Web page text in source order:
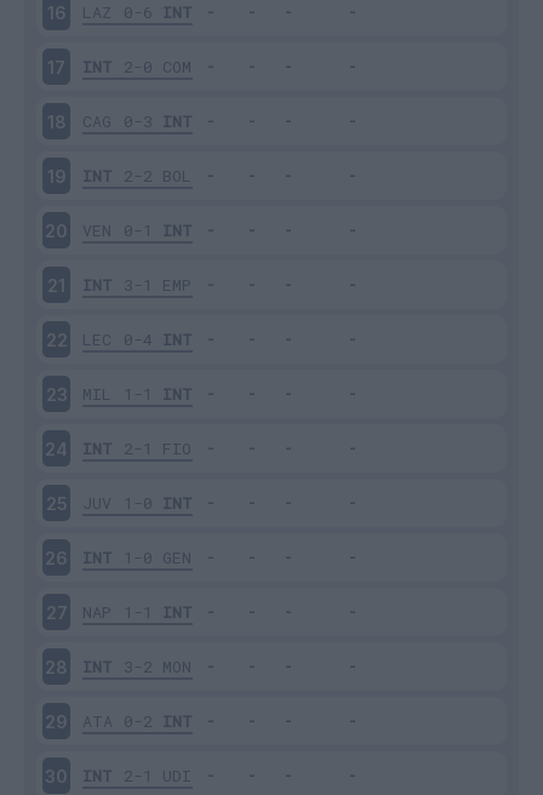
16 LAZ 0-6 INT
17 INT 2-0 COM
18 CAG 0-3 INT
19 INT 2-2 BOL
20 VEN 0-1 INT
21 INT 3-1 EMP
22 LEC 0-4 INT
23 MIL 1-1 INT
24 INT 2-1 FIO
25 JUV 1-0 INT
26 INT 1-0 GEN
27 NAP 1-1 INT
28 INT 3-2 MON
29 ATA 0-2 INT
30 INT 2-1 UDI